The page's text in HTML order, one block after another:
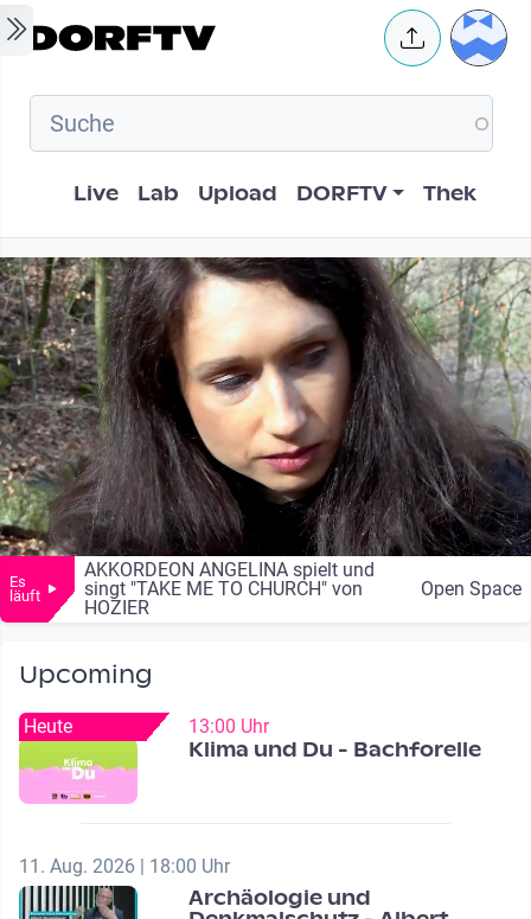
Skip to main content User
Hauptnavigation
Live Lab Upload DORFTV Thek
Es
läuft
AKKORDEON ANGELINA spielt und
singt "TAKE ME TO CHURCH" von
HOZIER
Open Space
Upcoming
Heute 13:00 Uhr
Klima und Du - Bachforelle
11. Aug. 2026 | 18:00 Uhr
Archäologie und